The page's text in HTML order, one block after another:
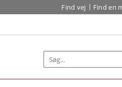
Find vej Find en